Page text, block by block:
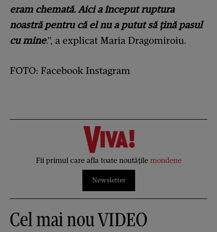
eram chemată. Aici a început ruptura
noastră pentru că el nu a putut să țină pasul
cu mine.”, a explicat Maria Dragomiroiu.
FOTO: Facebook Instagram
Fii primul care afla toate noutățile mondene
Newsletter
Cel mai nou VIDEO